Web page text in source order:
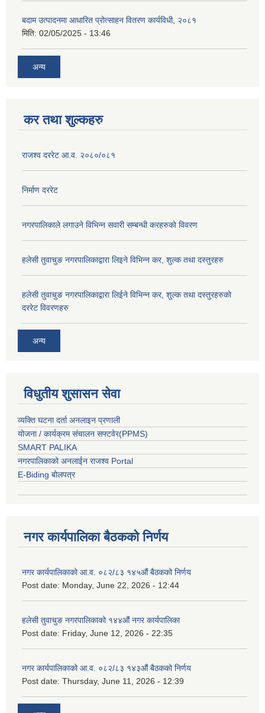
बदाम उत्पादनमा आधारित प्रोत्साहन वितरण कार्यविधी, २०८१
मिति: 02/05/2025 - 13:46
अन्य
कर तथा शुल्कहरु
राजश्व दररेट आ.व. २०८०/०८१
निर्माण दररेट
नगरपालिकाले लगाउने विभिन्न सवारी सम्बन्धी करहरुकाे विवरण
हलेसी तुवाचुङ नगरपालिकाद्वारा लिइने विभिन्न कर, शुल्क तथा दस्तुरहरु
हलेसी तुवाचुङ नगरपालिकाद्वारा लिईने विभिन्न कर, शुल्क तथा दस्तुरहरुकाे
दररेट विवरणहरु
अन्य
विधुतीय शुसासन सेवा
व्यक्ति घटना दर्ता अनलाइन प्रणाली
योजना / कार्यक्रम संचालन सफ्टवेर(PPMS)
SMART PALIKA
नगरपालिकाको अनलाईन राजश्व Portal
E-Biding बोलपत्र
नगर कार्यपालिका बैठकको निर्णय
नगर कार्यपालिकाको आ.व. ०८२/८३ १४५औं बैठकको निर्णय
Post date: Monday, June 22, 2026 - 12:44
हलेसी तुवाचुङ नगरपालिकाको १४४औं नगर कार्यपालिका
Post date: Friday, June 12, 2026 - 22:35
नगर कार्यपालिकाको आ.व. ०८२/८३ १४३औं बैठकको निर्णय
Post date: Thursday, June 11, 2026 - 12:39